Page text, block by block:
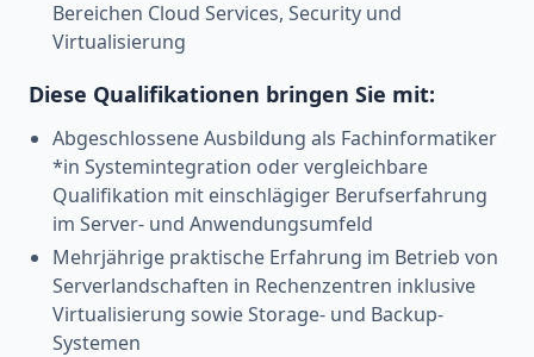
Bereichen Cloud Services, Security und
Virtualisierung
Diese Qualifikationen bringen Sie mit:
Abgeschlossene Ausbildung als Fachinformatiker
*in Systemintegration oder vergleichbare
Qualifikation mit einschlägiger Berufserfahrung
im Server- und Anwendungsumfeld
Mehrjährige praktische Erfahrung im Betrieb von
Serverlandschaften in Rechenzentren inklusive
Virtualisierung sowie Storage- und Backup-
Systemen